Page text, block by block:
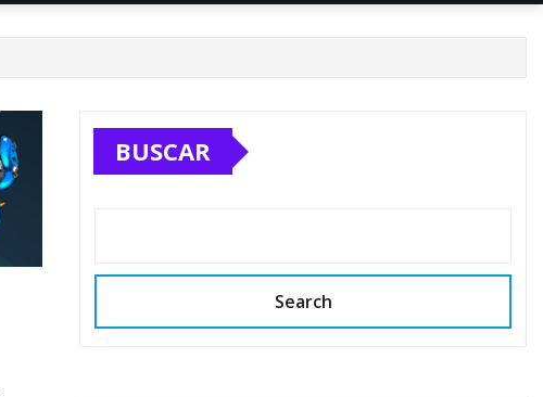
BUSCAR
Search